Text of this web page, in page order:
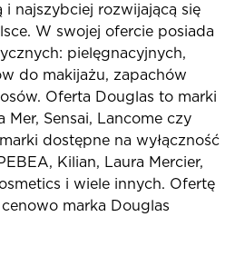
i najszybciej rozwijającą się
W swojej ofercie posiada
pielęgnacyjnych,
do makijażu, zapachów
Oferta Douglas to marki
Mer, Sensai, Lancome czy
dostępne na wyłączność
Kilian, Laura Mercier,
i wiele innych. Ofertę
marka Douglas